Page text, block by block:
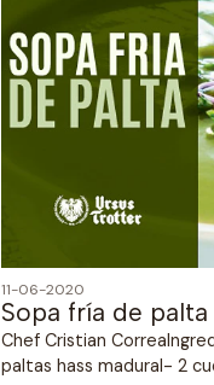
11-06-2020
Sopa fría de palta
Chef Cristian
paltas hass madural- 2